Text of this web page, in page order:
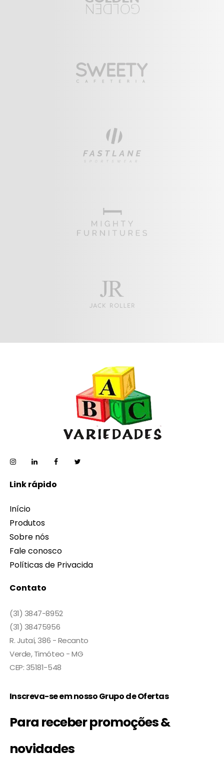
Link rápido
Início
Produtos
Sobre nós
Fale conosco
Políticas de Privacida
Contato
(31) 3847-8952
(31) 38475956
R. Jutaí, 386 - Recanto
Verde, Timóteo - MG
CEP: 35181-548
Inscreva-se em nosso Grupo de Ofertas
Para receber promoções &
novidades